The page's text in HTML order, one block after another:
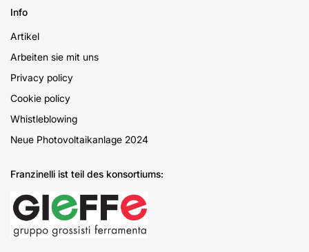
Info
Artikel
Arbeiten sie mit uns
Privacy policy
Cookie policy
Whistleblowing
Neue Photovoltaikanlage 2024
Franzinelli ist teil des konsortiums: